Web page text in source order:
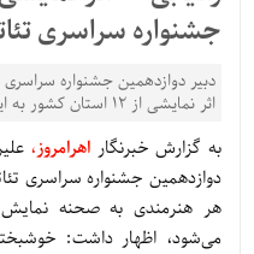
جشنواره سراسری
اثر نمایشی از 12 استان کشور به این جشنواره خبر داد.
به گزارش خبرنگار اهرامروز،
دوازدهمین جشنواره سراسری
هر هنرمندی به صحنه
می‌شود، اظهار داشت: